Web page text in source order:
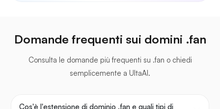
Domande frequenti sui domini .fan
Consulta le domande più frequenti su .fan o chiedi
semplicemente a UltaAI.
Cos'è l'estensione di dominio .fan e quali tipi di